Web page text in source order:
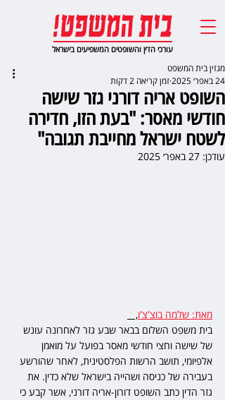
עורכי הדין והשופטים המשפיעים בישראל
השופט אריה דורני גזר שישה
חודשי מאסר: "בעת הזו, חדירה
לשטח ישראל מחייבת תגובה"
מגזין בית המשפט
24 באפר׳ 2025
זמן קריאה 2 דקות
עודכן: 27 באפר׳ 2025
מאת: שלמה בוצ'צ'ו,
בית משפט השלום בבאר שבע גזר לאחרונה עונש
של שישה וחצי חודשי מאסר בפועל על מואמן
אלפיומי, תושב הרשות הפלסטינית, לאחר שהורשע
בעבירה של כניסה ושהייה בישראל שלא כדין. את
גזר הדין כתב השופט דורון-אריה דורני, אשר קבע כי